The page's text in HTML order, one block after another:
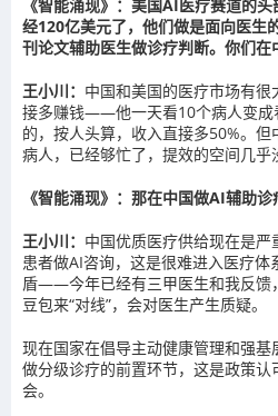
《智能涌现》：美国AI医疗赛道的
经120亿美元了，他们做是面向医生
刊论文辅助医生做诊疗判断。你们在
王小川： 中国和美国的医疗市场有
接多赚钱——他一天看10个病人变成
的，按人头算，收入直接多50%。
病人，已经够忙了，提效的空间几乎
《智能涌现》：那在中国做AI辅助诊
王小川： 中国优质医疗供给现在是
患者做AI咨询，这是很难进入医疗
盾——今年已经有三甲医生和我反馈
豆包来“对线”，会对医生产生质疑。
现在国家在倡导主动健康管理和强基
做分级诊疗的前置环节，这是政策
会。